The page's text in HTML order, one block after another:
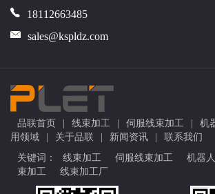
18112663485
sales@kspldz.com
品联首页 | 线束加工 | 伺服线束加工 | 机
用领域
| 关于品联 | 新闻资讯 |
联系我们
关键词：
线束加工 伺服线束加工 机器
束加工
线束加工厂